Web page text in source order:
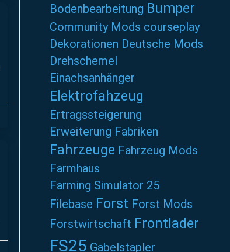
Bodenbearbeitung Bumper
Community Mods courseplay
Dekorationen Deutsche Mods
Drehschemel
Einachsanhänger
Elektrofahzeug
Ertragssteigerung
Erweiterung Fabriken
Fahrzeuge Fahrzeug Mods
Farmhaus
Farming Simulator 25
Filebase Forst Forst Mods
Forstwirtschaft Frontlader
FS25 Gabelstapler